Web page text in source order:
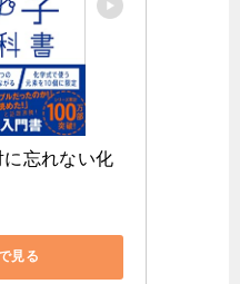
忘れない化
見る